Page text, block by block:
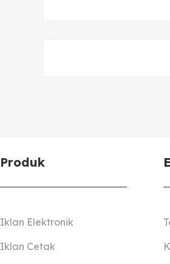
Produk
Iklan Elektronik
Iklan Cetak